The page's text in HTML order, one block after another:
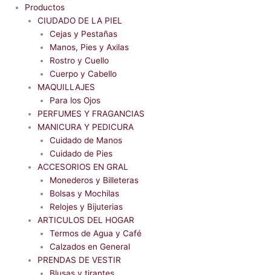
Productos
CIUDADO DE LA PIEL
Cejas y Pestañas
Manos, Pies y Axilas
Rostro y Cuello
Cuerpo y Cabello
MAQUILLAJES
Para los Ojos
PERFUMES Y FRAGANCIAS
MANICURA Y PEDICURA
Cuidado de Manos
Cuidado de Pies
ACCESORIOS EN GRAL
Monederos y Billeteras
Bolsas y Mochilas
Relojes y Bijuterias
ARTICULOS DEL HOGAR
Termos de Agua y Café
Calzados en General
PRENDAS DE VESTIR
Blusas y tirantes